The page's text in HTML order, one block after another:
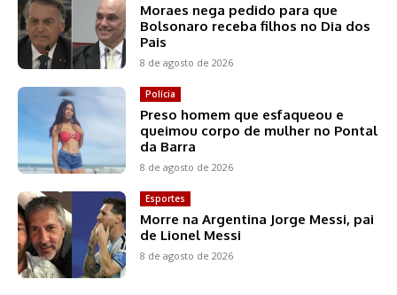
Moraes nega pedido para que
Bolsonaro receba filhos no Dia dos
Pais
8 de agosto de 2026
Polícia
Preso homem que esfaqueou e
queimou corpo de mulher no Pontal
da Barra
8 de agosto de 2026
Esportes
Morre na Argentina Jorge Messi, pai
de Lionel Messi
8 de agosto de 2026